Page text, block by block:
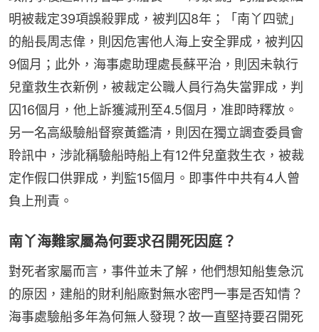
明被裁定39項誤殺罪成，被判囚8年；「南丫四號」
的船長周志偉，則因危害他人海上安全罪成，被判囚
9個月；此外，海事處助理處長蘇平治，則因未執行
兒童救生衣新例，被裁定公職人員行為失當罪成，判
囚16個月，他上訴獲減刑至4.5個月，准即時釋放。
另一名高級驗船督察黃鑑清，則因在獨立調查委員會
聆訊中，涉訛稱驗船時船上有12件兒童救生衣，被裁
定作假口供罪成，判監15個月。即事件中共有4人曾
負上刑責。
南丫海難家屬為何要求召開死因庭？
對死者家屬而言，事件並未了解，他們想知船隻急沉
的原因，建船的財利船廠對無水密門一事是否知情？
海事處驗船多年為何無人發現？故一直堅持要召開死